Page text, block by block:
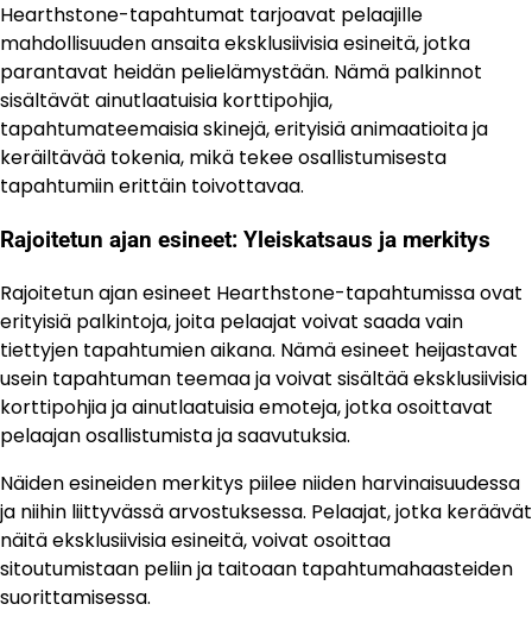
Hearthstone-tapahtumat tarjoavat pelaajille
mahdollisuuden ansaita eksklusiivisia esineitä, jotka
parantavat heidän pelielämystään. Nämä palkinnot
sisältävät ainutlaatuisia korttipohjia,
tapahtumateemaisia skinejä, erityisiä animaatioita ja
keräiltävää tokenia, mikä tekee osallistumisesta
tapahtumiin erittäin toivottavaa.
Rajoitetun ajan esineet: Yleiskatsaus ja merkitys
Rajoitetun ajan esineet Hearthstone-tapahtumissa ovat
erityisiä palkintoja, joita pelaajat voivat saada vain
tiettyjen tapahtumien aikana. Nämä esineet heijastavat
usein tapahtuman teemaa ja voivat sisältää eksklusiivisia
korttipohjia ja ainutlaatuisia emoteja, jotka osoittavat
pelaajan osallistumista ja saavutuksia.
Näiden esineiden merkitys piilee niiden harvinaisuudessa
ja niihin liittyvässä arvostuksessa. Pelaajat, jotka keräävät
näitä eksklusiivisia esineitä, voivat osoittaa
sitoutumistaan peliin ja taitoaan tapahtumahaasteiden
suorittamisessa.